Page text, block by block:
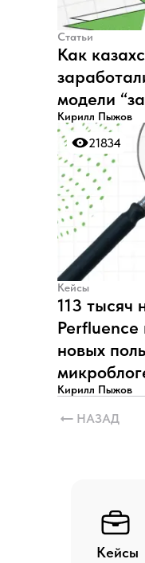
Статьи
Как
модели
Кирилл Пыжов
21834
21834
Кейсы
113 тысяч
Perfluence
новых
Кирилл Пыжов
НАЗАД
Кейсы